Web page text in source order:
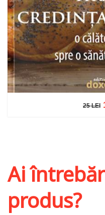
25 LEI
25 LEI
Ai
produs?